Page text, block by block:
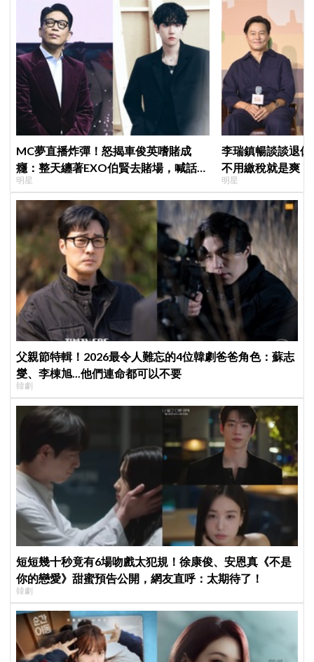
MC夢直播炸彈！怒揭車俊英嗜賭成
癮：整天纏著EXO伯賢去賭場，喊話
「伯賢啊，男人就是要會賭」
明星
李瑞鎮暢談談退
不用繳稅就是爽
明星
父親節特輯！2026最令人難忘的4位韓劇爸爸角色：蘇志
燮、李棟旭...他們連命都可以不要
韓劇
短短幾十秒竟有6場吻戲太犯規！徐康俊、安恩真《不是
你的戀愛》甜蜜預告公開，網友直呼：太期待了！
韓劇